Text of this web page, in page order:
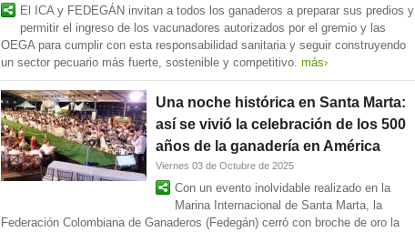
El ICA y FEDEGÁN invitan a todos los ganaderos a preparar sus predios y
permitir el ingreso de los vacunadores autorizados por el gremio y las
OEGA para cumplir con esta responsabilidad sanitaria y seguir construyendo
un sector pecuario más fuerte, sostenible y competitivo. más›
Una noche histórica en Santa Marta:
así se vivió la celebración de los 500
años de la ganadería en América
Viernes 03 de Octubre de 2025
Con un evento inolvidable realizado en la
Marina Internacional de Santa Marta, la
Federación Colombiana de Ganaderos (Fedegán) cerró con broche de oro la